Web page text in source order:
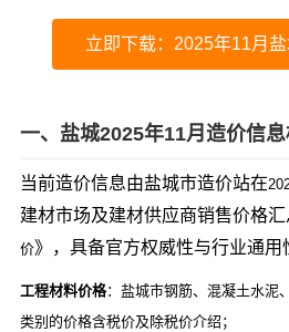
立即下载：2025年11月
一、盐城2025年11月造价信
当前造价信息由盐城市造价站在
建材市场及建材供应商销售价格
价》，具备官方权威性与行业通用
工程材料价格：盐城市钢筋、混凝土水泥
类别的价格含税价及除税价介绍；